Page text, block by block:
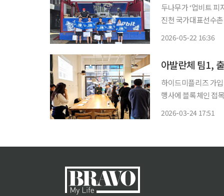
두나무가 ‘업비트 피자
진천 국가대표선수
2026-05-22 16:36
아발란체 팀1,
하이드미플리즈 가
행사에 블록체인 접목웹3
2026-03-24 17:51